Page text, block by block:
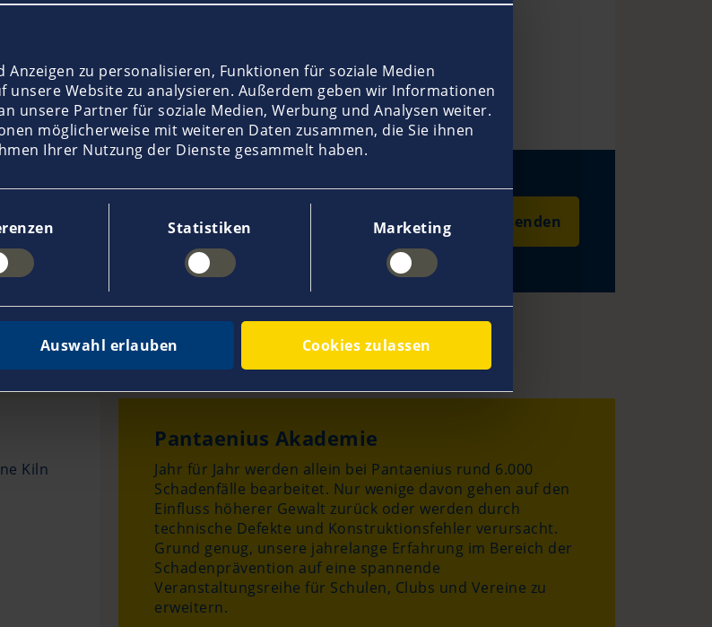
zu personalisieren, Funktionen für soziale Medien
unsere Website zu analysieren. Außerdem geben wir Informationen
unsere Partner für soziale Medien, Werbung und Analysen weiter.
möglicherweise mit weiteren Daten zusammen, die Sie ihnen
Ihrer Nutzung der Dienste gesammelt haben.
Statistiken Marketing
Auswahl erlauben Cookies zulassen
Eder
E-Mail senden
Weitere Angebote
Kiln
Pantaenius Akademie
Jahr für Jahr werden allein bei Pantaenius rund 6.000
Schadenfälle bearbeitet. Nur wenige davon gehen auf den
Einfluss höherer Gewalt zurück oder werden durch
technische Defekte und Konstruktionsfehler verursacht.
Grund genug, unsere jahrelange Erfahrung im Bereich der
Schadenprävention auf eine spannende
Veranstaltungsreihe für Schulen, Clubs und Vereine zu
erweitern.